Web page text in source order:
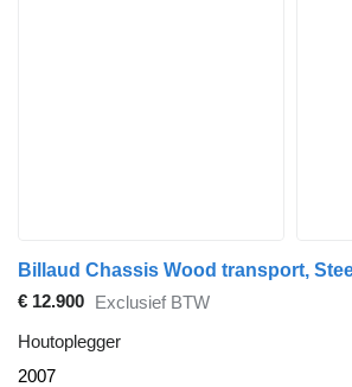
€ 12.900 Exclusief BTW
Houtoplegger
2007